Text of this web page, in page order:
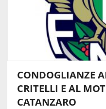
CONDOGLIANZE
CRITELLI E AL
CATANZARO